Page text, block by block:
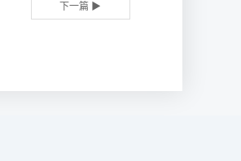
下一篇 ▶